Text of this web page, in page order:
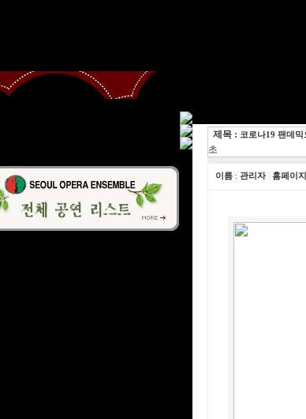
제목 : 코로나19 팬데
초
이름: 관리자 홈페이지